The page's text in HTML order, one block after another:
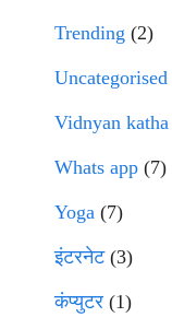
Trending (2)
Uncategorised
Vidnyan katha
Whats app (7)
Yoga (7)
इंटरनेट(3)
कंप्युटर (1)